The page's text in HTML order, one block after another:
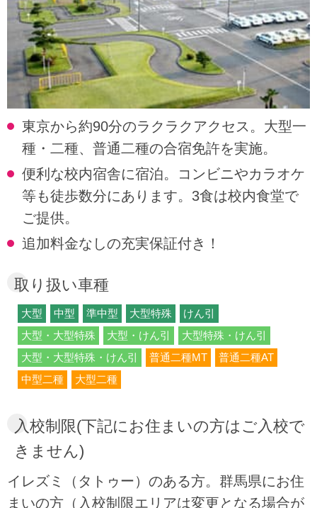
東京から約90分のラクラクアクセス。大型一
種・二種、普通二種の合宿免許を実施。
便利な校内宿舎に宿泊。コンビニやカラオケ
等も徒歩数分にあります。3食は校内食堂で
ご提供。
追加料金なしの充実保証付き！
取り扱い車種
大型 中型 準中型 大型特殊
けん引
大型・大型特殊
大型・けん引
大型特殊・けん引
大型・大型特殊・けん引
普通二種MT
普通二種AT
中型二種
大型二種
入校制限(下記にお住まいの方はご入校で
きません)
イレズミ（タトゥー）のある方。群馬県にお住
まいの方（入校制限エリアは変更となる場合が